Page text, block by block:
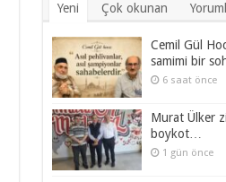
Yeni Çok okunan
Cemil Gül
samimi bir
6 saat önce
Murat Ülker
boykot…
1 gün önce